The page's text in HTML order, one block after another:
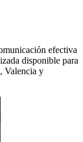
efectiva
disponible para
Valencia y